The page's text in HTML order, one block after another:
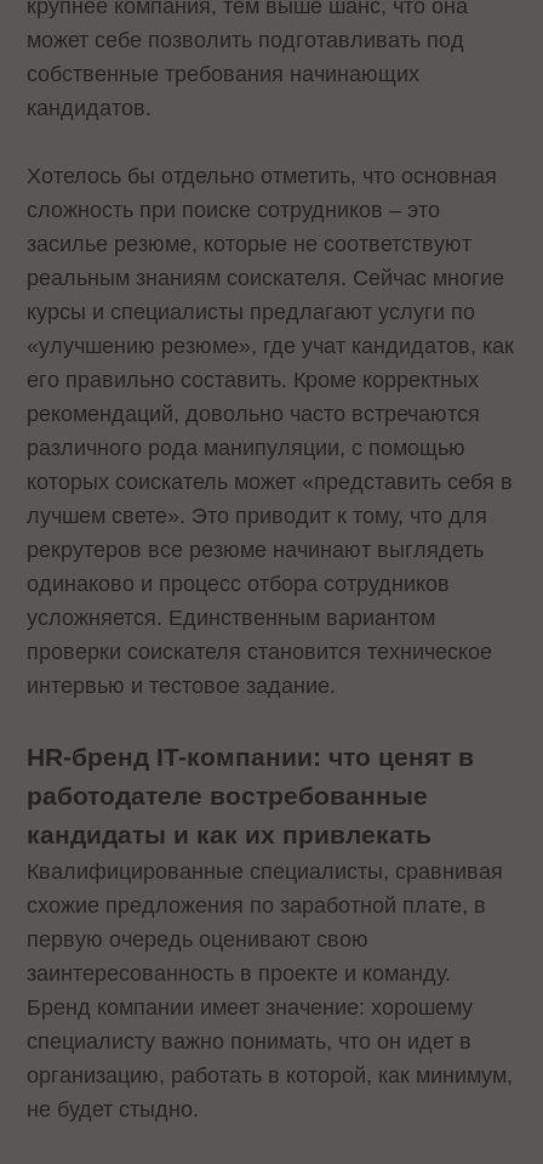
крупнее компания, тем выше шанс, что она
может себе позволить подготавливать под
собственные требования начинающих
кандидатов.
Хотелось бы отдельно отметить, что основная
сложность при поиске сотрудников – это
засилье резюме, которые не соответствуют
реальным знаниям соискателя. Сейчас многие
курсы и специалисты предлагают услуги по
«улучшению резюме», где учат кандидатов, как
его правильно составить. Кроме корректных
рекомендаций, довольно часто встречаются
различного рода манипуляции, с помощью
которых соискатель может «представить себя в
лучшем свете». Это приводит к тому, что для
рекрутеров все резюме начинают выглядеть
одинаково и процесс отбора сотрудников
усложняется. Единственным вариантом
проверки соискателя становится техническое
интервью и тестовое задание.
HR-бренд IT-компании: что ценят в
работодателе востребованные
кандидаты и как их привлекать
Квалифицированные специалисты, сравнивая
схожие предложения по заработной плате, в
первую очередь оценивают свою
заинтересованность в проекте и команду.
Бренд компании имеет значение: хорошему
специалисту важно понимать, что он идет в
организацию, работать в которой, как минимум,
не будет стыдно.